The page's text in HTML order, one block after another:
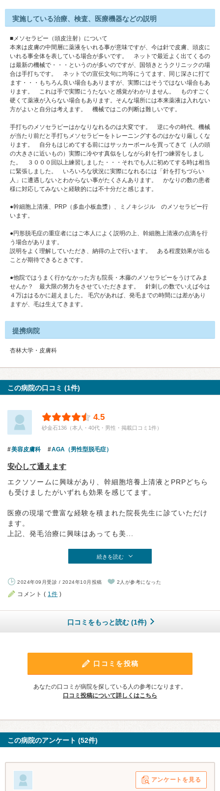
実施している治療、検査、医療機器などの説明
■メソセラピー（頭皮注射）について
本来は皮膚の中間層に薬液をいれる事が意味ですが、今は針で皮膚、頭皮に
いれる事全体を表している場合が多いです。 ネットで最近よく出てくるの
は最新の機械で・・・というのが多いのですが、国領きとうクリニックの場
合は手打ちです。 ネットでの宣伝文句に均等にうてます、同じ深さに打て
ます・・・もちろん良い場合もありますが、実際にはそうではない場合もあ
ります。 これは手で実際にうたないと感覚がわかりません。 ものすごく
硬くて薬液が入らない場合もあります。そんな場所には本来薬液は入れない
方がよいと自分は考えます。 機械ではこの判断は難しいです。
手打ちのメソセラピーはかなりなれるのは大変です。 逆に今の時代、機械
が当たり前だと手打ちメソセラピーをトレーニングするのはかなり厳しくな
ります。 自分もはじめてする前にはサッカーボールを買ってきて（人の頭
の大きさに近いもの）実際に冷やす真似をしながら針を打つ練習をしまし
た。 ３０００回以上練習しました・・・それでも人に初めてする時は相当
に緊張しました。 いろいろな状況に実際になれるには「針を打ちづらい
人」に遭遇しないとわからない事がたくさんあります。 かなりの数の患者
様に対応してみないと経験的には不十分だと感じます。
●幹細胞上清液、PRP（多血小板血漿）、ミノキシジル のメソセラピー行
います。
●円形脱毛症の重症者にはご本人によく説明の上、幹細胞上清液の点滴を行
う場合があります。
説明をよく理解していただき、納得の上で行います。 ある程度効果が出る
ことが期待できるときです。
●他院ではうまく行かなかった方も院長・木藤のメソセラピーをうけてみま
せんか？ 最大限の努力をさせていただきます。 針刺しの数でいえば今は
４万ははるかに超えました。 毛穴があれば、発毛までの時間には差があり
ますが、毛は生えてきます。
提携病院
杏林大学・皮膚科
この病院の口コミ (1件)
4.5
砂金石136（本人・40代・男性・掲載口コミ1件）
美容皮膚科 AGA（男性型脱毛症）
安心して通えます
エクソソームに興味があり、幹細胞培養上清液とPRPどちら
も受けましたがいずれも効果を感じてます。
医療の現場で豊富な経験を積まれた院長先生に診ていただけ
ます。
上記、発毛治療に興味はあっても美...
続きを読む
2024年09月受診 / 2024年10月投稿 2人が参考になった
コメント ( 1件 )
口コミをもっと読む (1件)
口コミを投稿
あなたの口コミが病院を探している人の参考になります。
口コミ投稿について詳しくはこちら
この病院のアンケート (52件)
アンケートを見る